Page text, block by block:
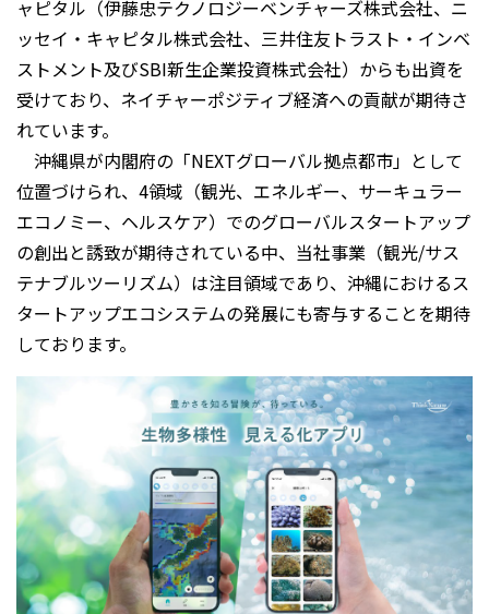
ャピタル（伊藤忠テクノロジーベンチャーズ株式会社、ニ
ッセイ・キャピタル株式会社、三井住友トラスト・インベ
ストメント及びSBI新生企業投資株式会社）からも出資を
受けており、ネイチャーポジティブ経済への貢献が期待さ
れています。
沖縄県が内閣府の「NEXTグローバル拠点都市」として
位置づけられ、4領域（観光、エネルギー、サーキュラー
エコノミー、ヘルスケア）でのグローバルスタートアップ
の創出と誘致が期待されている中、当社事業（観光/サス
テナブルツーリズム）は注目領域であり、沖縄におけるス
タートアップエコシステムの発展にも寄与することを期待
しております。